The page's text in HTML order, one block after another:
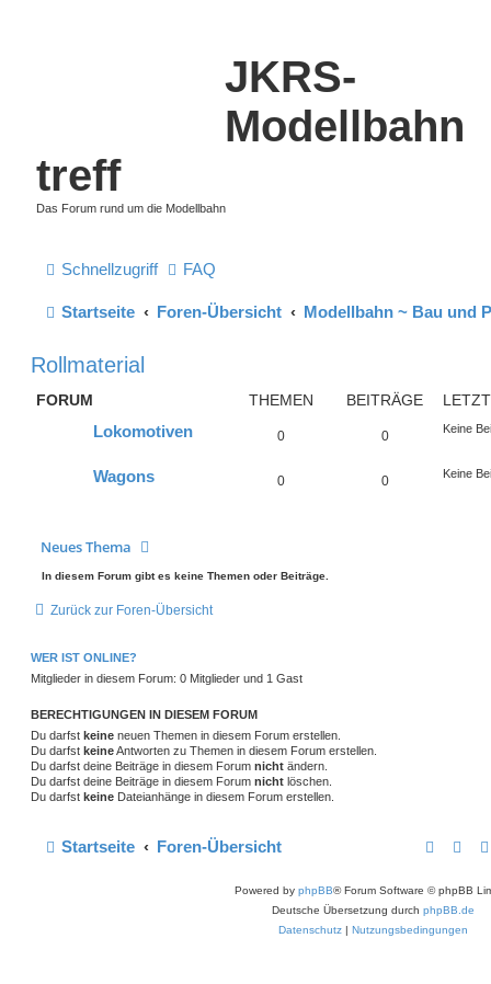
JKRS-
Modellbahn
treff
Das Forum rund um die Modellbahn
Schnellzugriff FAQ
Startseite Foren-Übersicht Modellbahn ~ Bau und
Rollmaterial
FORUM THEMEN BEITRÄGE
Lokomotiven 0 0 Keine
Wagons 0 0 Keine
Neues Thema
In diesem Forum gibt es keine Themen oder Beiträge.
Zurück zur Foren-Übersicht
WER IST ONLINE?
Mitglieder in diesem Forum: 0 Mitglieder und 1 Gast
BERECHTIGUNGEN IN DIESEM FORUM
Du darfst keine neuen Themen in diesem Forum erstellen.
Du darfst keineAntworten zu Themen in diesem Forum erstellen.
Du darfst deine Beiträge in diesem Forum nicht ändern.
Du darfst deine Beiträge in diesem Forum nicht löschen.
Du darfst keine Dateianhänge in diesem Forum erstellen.
Startseite Foren-Übersicht
Powered by phpBB® Forum Software © phpBB
Deutsche Übersetzung durch phpBB.de
Datenschutz | Nutzungsbedingungen